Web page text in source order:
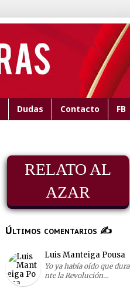
Dudas Contacto FB
RELATO AL
AZAR
Últimos comentarios ✍
Luis Manteiga Pousa
Yo ya había oído que dura
nte la Revolución…